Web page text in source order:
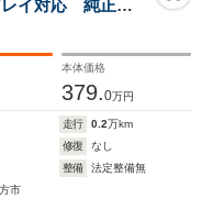
イ対応 純正ブ
本体価格
379.0万円
走行 0.2万km
修復
なし
整備
法定整備無
市